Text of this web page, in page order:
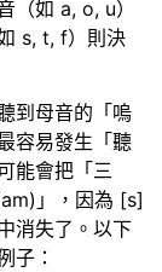
（如 a, o, u）
s, t, f）則決
到母音的「嗚
容易發生「聽
能會把「三
」，因為 [s]
消失了。以下
子：